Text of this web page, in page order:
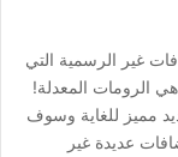
غير الرسمية التي
الرومات المعدلة!
مميز للغاية وسوف
عديدة غير